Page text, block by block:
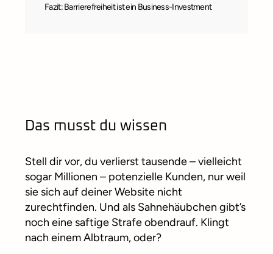
Fazit: Barrierefreiheit ist ein Business-Investment
Das musst du wissen
Stell dir vor, du verlierst tausende – vielleicht
sogar Millionen – potenzielle Kunden, nur weil
sie sich auf deiner Website nicht
zurechtfinden. Und als Sahnehäubchen gibt’s
noch eine saftige Strafe obendrauf. Klingt
nach einem Albtraum, oder?